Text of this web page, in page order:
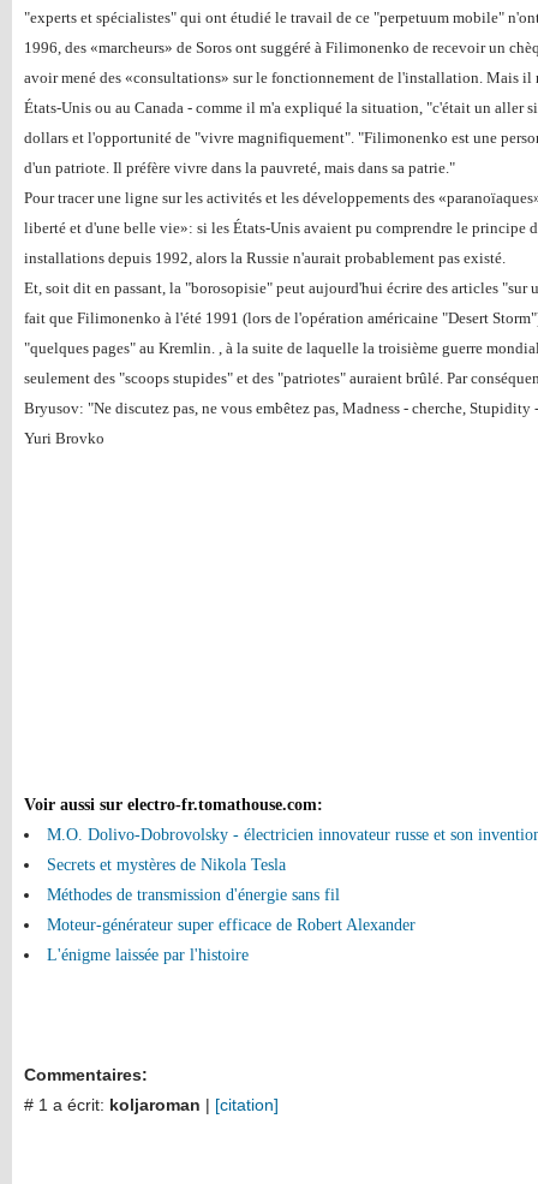
"experts et spécialistes" qui ont étudié le travail de ce "perpetuum mobile"
1996, des «marcheurs» de Soros ont suggéré à Filimonenko de recevoir un
avoir mené des «consultations» sur le fonctionnement de l'installation. Mais il
États-Unis ou au Canada - comme il m'a expliqué la situation, "c'était un aller
dollars et l'opportunité de "vivre magnifiquement". "Filimonenko est une
d'un patriote. Il préfère vivre dans la pauvreté, mais dans sa patrie."
Pour tracer une ligne sur les activités et les développements des
liberté et d'une belle vie»: si les États-Unis avaient pu comprendre le principe
installations depuis 1992, alors la Russie n'aurait probablement pas existé.
Et, soit dit en passant, la "borosopisie" peut aujourd'hui écrire des articles "sur
fait que Filimonenko à l'été 1991 (lors de l'opération américaine "Desert
"quelques pages" au Kremlin. , à la suite de laquelle la troisième guerre
seulement des "scoops stupides" et des "patriotes" auraient brûlé. Par
Bryusov: "Ne discutez pas, ne vous embêtez pas, Madness - cherche, Stupidity
Yuri Brovko
Voir aussi sur electro-fr.tomathouse.com:
M.O. Dolivo-Dobrovolsky - électricien innovateur russe et son
Secrets et mystères de Nikola Tesla
Méthodes de transmission d'énergie sans fil
Moteur-générateur super efficace de Robert Alexander
L'énigme laissée par l'histoire
Commentaires:
# 1 a écrit: koljaroman | [citation]